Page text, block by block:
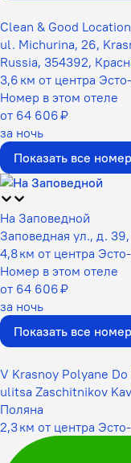
Clean & Good
ul. Michurina, 26,
Russia, 354392,
3,6 км от центра
Номер в этом отеле
от 64 606 ₽
за ночь
Показать все
На Заповедной
Заповедная ул., д.
4,8 км от центра
Номер в этом отеле
от 64 606 ₽
за ночь
Показать все
V Krasnoy Polyane
ulitsa Zaschitnikov
Поляна
2,3 км от центра